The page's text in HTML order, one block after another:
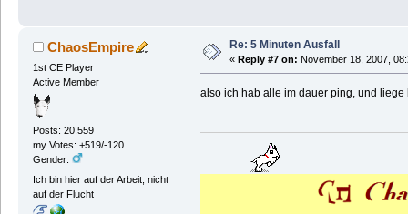
ChaosEmpire
1st CE Player
Active Member
Posts: 20.559
my Votes: +519/-120
Gender:
Ich bin hier auf der Arbeit, nicht
auf der Flucht
Re: 5 Minuten Ausfall
« Reply #7 on: November 18, 2007,
also ich hab alle im dauer ping, und